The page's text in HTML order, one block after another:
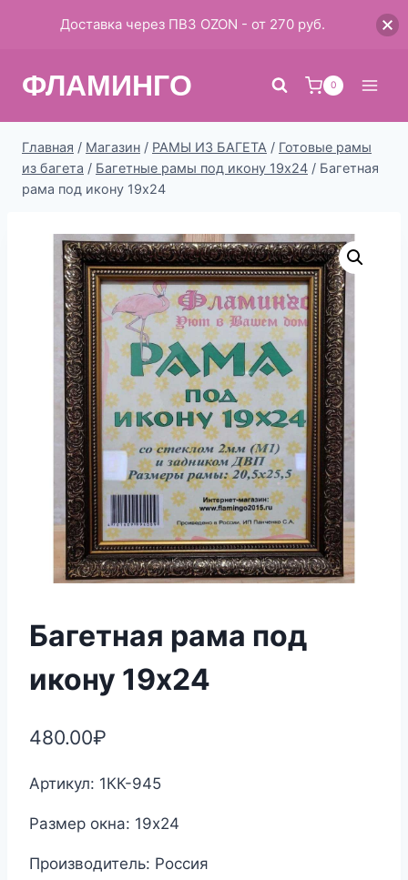
ФЛАМИНГО 0
Главная / Магазин / РАМЫ ИЗ БАГЕТА / Готовые рамы
из багета / Багетные рамы под икону 19х24 / Багетная
рама под икону 19х24
Багетная рама под
икону 19х24
480.00₽
Артикул: 1КК-945
Размер окна: 19х24
Производитель: Россия
Доставка через ПВЗ OZON - от 270 руб.